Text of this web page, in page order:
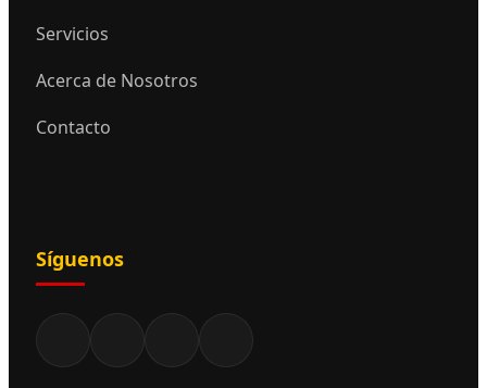
Servicios
Acerca de Nosotros
Contacto
Síguenos